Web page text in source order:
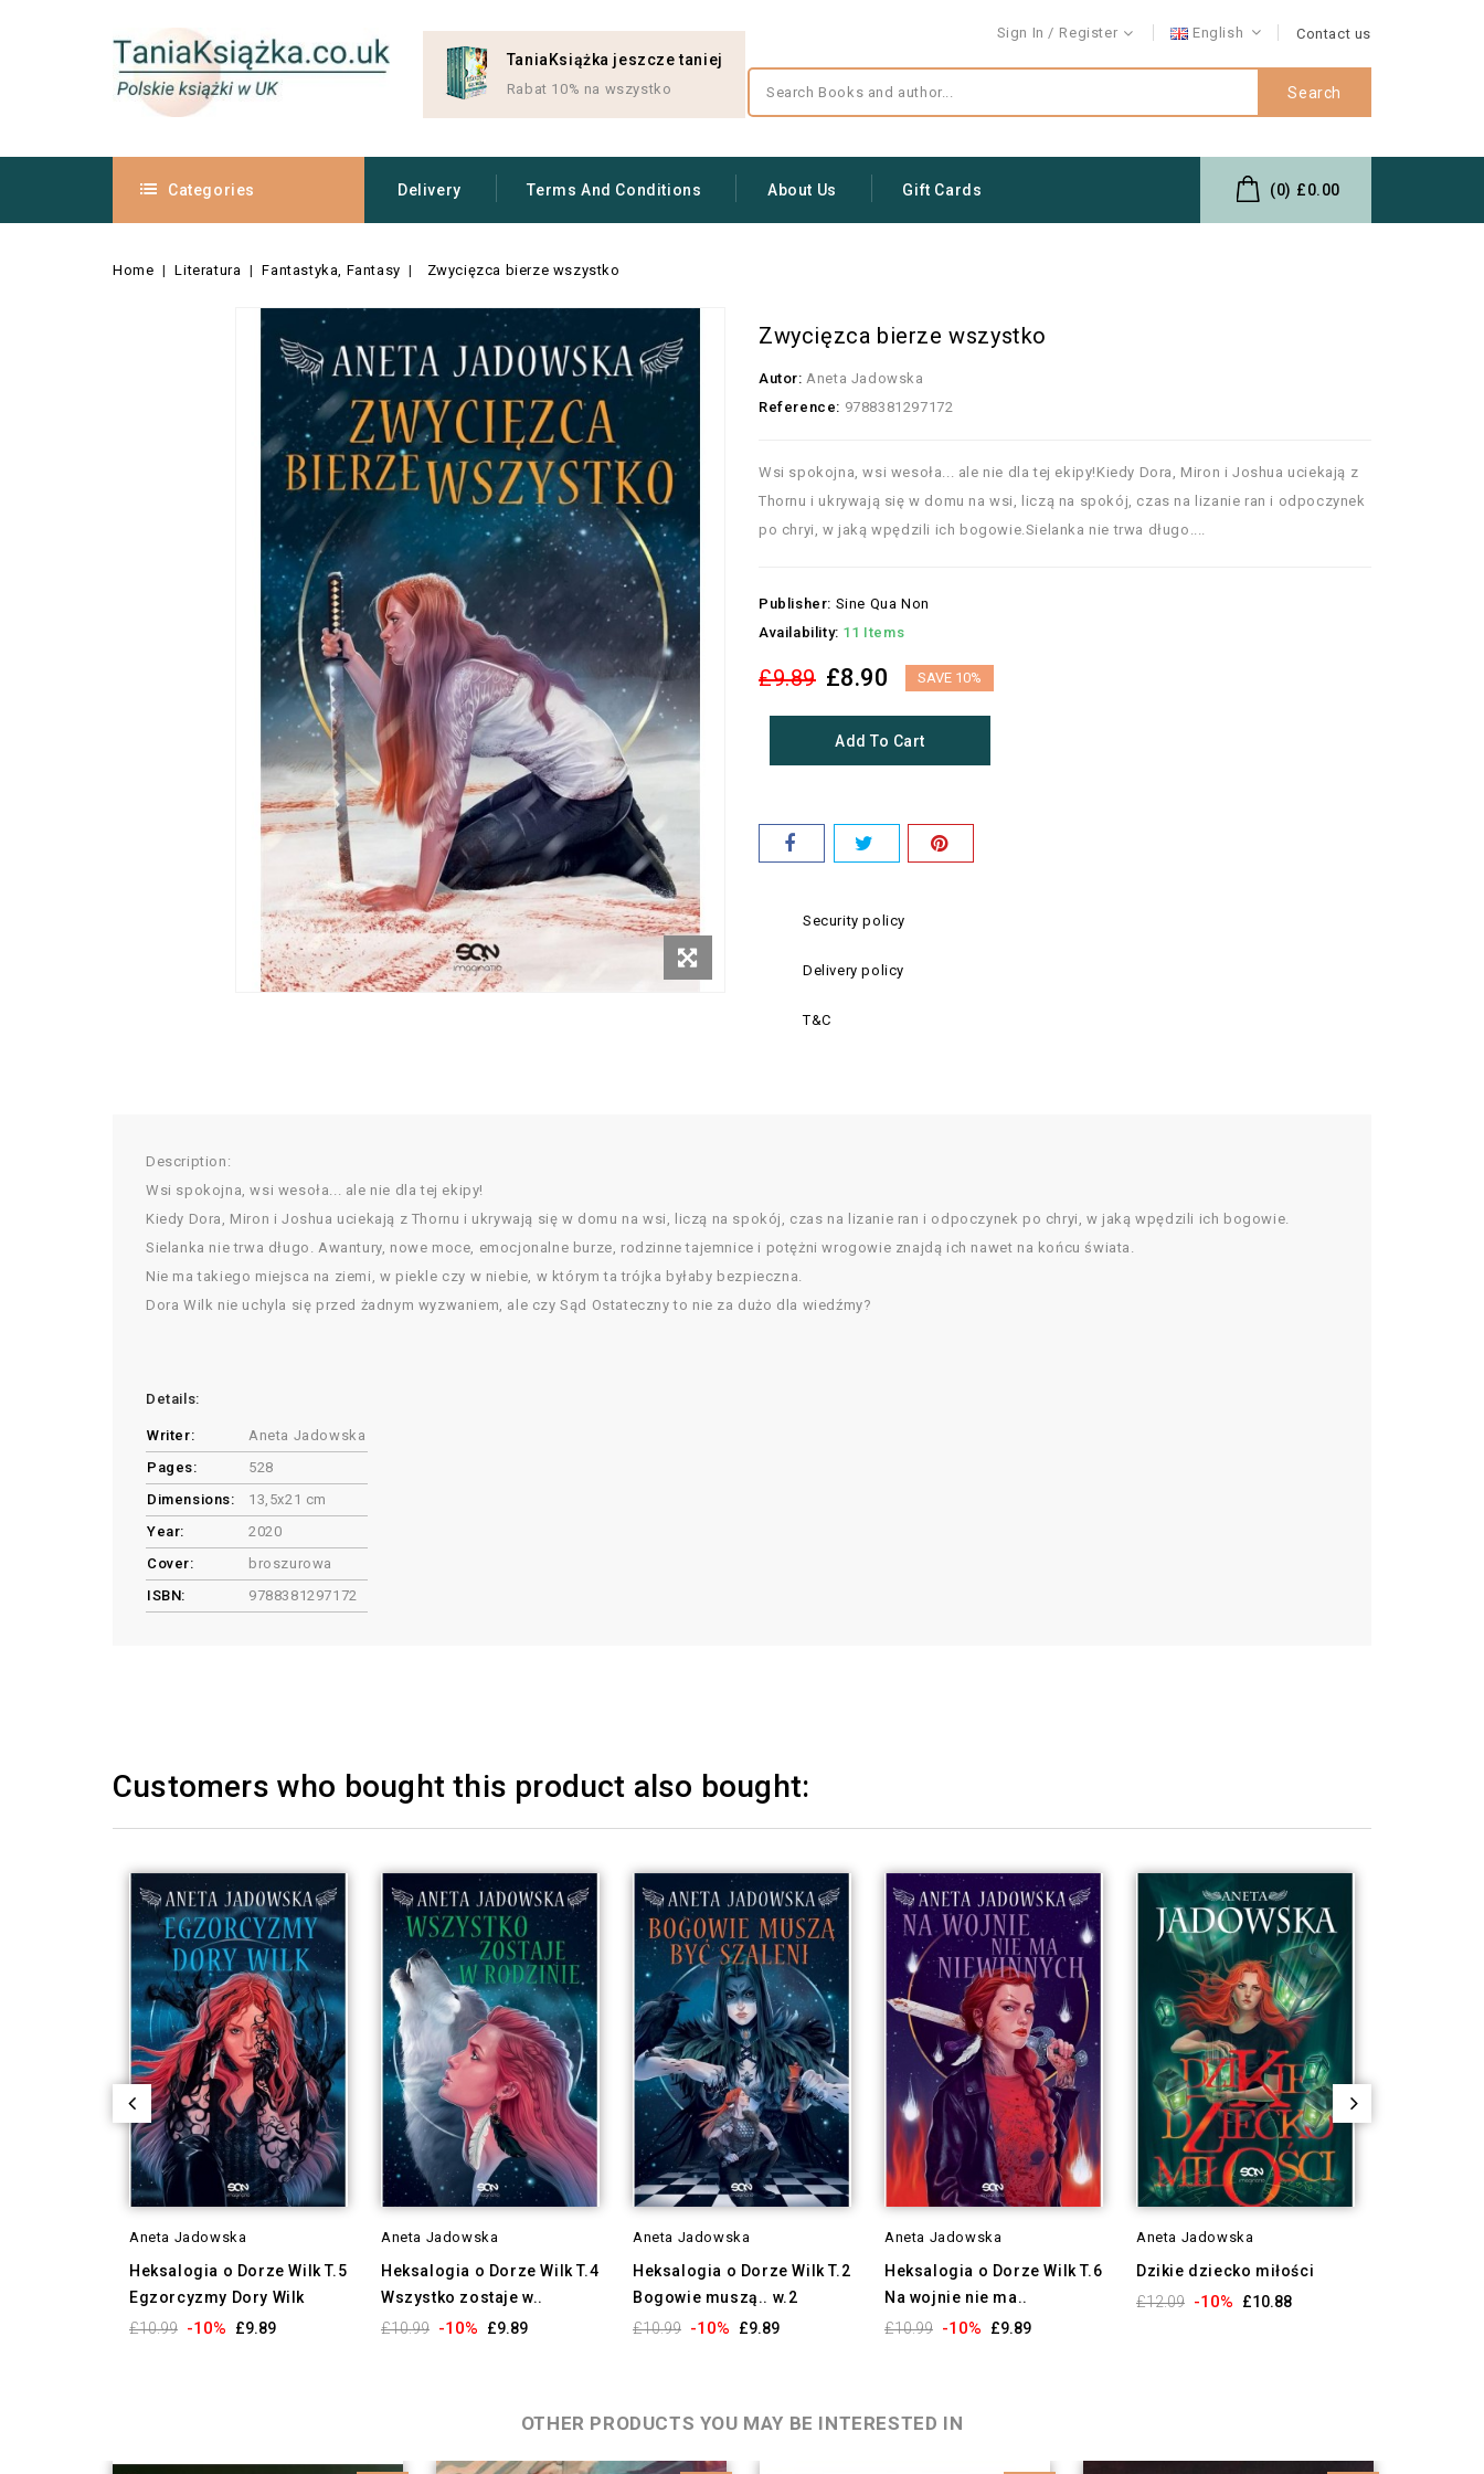
Sign In Register English Contact us
TaniaKsiążka jeszcze taniej
Rabat 10% na wszystko Search
Categories Delivery Terms And Conditions About Us Gift Cards (0) £0.00
Home Literatura Fantastyka, Fantasy Zwycięzca bierze wszystko
Zwycięzca bierze wszystko
Autor: Aneta Jadowska
Reference: 9788381297172
Wsi spokojna, wsi wesoła... ale nie dla tej ekipy!Kiedy Dora, Miron i Joshua uciekają z
Thornu i ukrywają się w domu na wsi, liczą na spokój, czas na lizanie ran i odpoczynek
po chryi, w jaką wpędzili ich bogowie.Sielanka nie trwa długo....
Publisher: Sine Qua Non
Availability: 11 Items
£9.89 £8.90 SAVE 10%
Add To Cart
Security policy
Delivery policy
T&C
Description:
Wsi spokojna, wsi wesoła... ale nie dla tej ekipy!
Kiedy Dora, Miron i Joshua uciekają z Thornu i ukrywają się w domu na wsi, liczą na spokój, czas na lizanie ran i odpoczynek po chryi, w jaką wpędzili ich bogowie.
Sielanka nie trwa długo. Awantury, nowe moce, emocjonalne burze, rodzinne tajemnice i potężni wrogowie znajdą ich nawet na końcu świata.
Nie ma takiego miejsca na ziemi, w piekle czy w niebie, w którym ta trójka byłaby bezpieczna.
Dora Wilk nie uchyla się przed żadnym wyzwaniem, ale czy Sąd Ostateczny to nie za dużo dla wiedźmy?
Details:
Writer:
Aneta Jadowska
Pages:
528
Dimensions:
13,5x21 cm
Year:
2020
Cover:
broszurowa
ISBN:
9788381297172
Customers who bought this product also bought:
Aneta Jadowska
Heksalogia o Dorze Wilk T.5
Egzorcyzmy Dory Wilk
£10.99 -10% £9.89
Aneta Jadowska
Heksalogia o Dorze Wilk T.4
Wszystko zostaje w..
£10.99 -10% £9.89
Aneta Jadowska
Heksalogia o Dorze Wilk T.2
Bogowie muszą.. w.2
£10.99 -10% £9.89
Aneta Jadowska
Heksalogia o Dorze Wilk T.6
Na wojnie nie ma..
£10.99 -10% £9.89
Aneta Jadowska
Dzikie dziecko miłości
£12.09 -10% £10.88
OTHER PRODUCTS YOU MAY BE INTERESTED IN